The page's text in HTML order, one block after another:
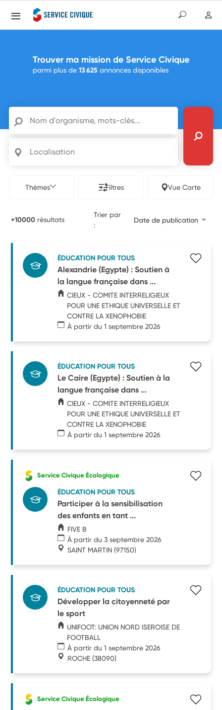
Trouver ma mission de Service Civique
parmi plus de 13 625 annonces disponibles
Nom d'organisme, mots-clés...
Thèmes Filtres Vue Carte
+10000 résultats
Trier par
:
Date de publication
ÉDUCATION POUR TOUS
Alexandrie (Egypte) : Soutien à
la langue française dans ...
CIEUX - COMITE INTERRELIGIEUX
POUR UNE ETHIQUE UNIVERSELLE ET
CONTRE LA XENOPHOBIE
À partir du 1 septembre 2026
ÉDUCATION POUR TOUS
Le Caire (Egypte) : Soutien à la
langue française dans ...
CIEUX - COMITE INTERRELIGIEUX
POUR UNE ETHIQUE UNIVERSELLE ET
CONTRE LA XENOPHOBIE
À partir du 1 septembre 2026
Service Civique Écologique
ÉDUCATION POUR TOUS
Participer à la sensibilisation
des enfants en tant ...
FIVE B
À partir du 3 septembre 2026
SAINT MARTIN (97150)
ÉDUCATION POUR TOUS
Développer la citoyenneté par
le sport
UNIFOOT: UNION NORD ISEROISE DE
FOOTBALL
À partir du 1 septembre 2026
ROCHE (38090)
Service Civique Écologique